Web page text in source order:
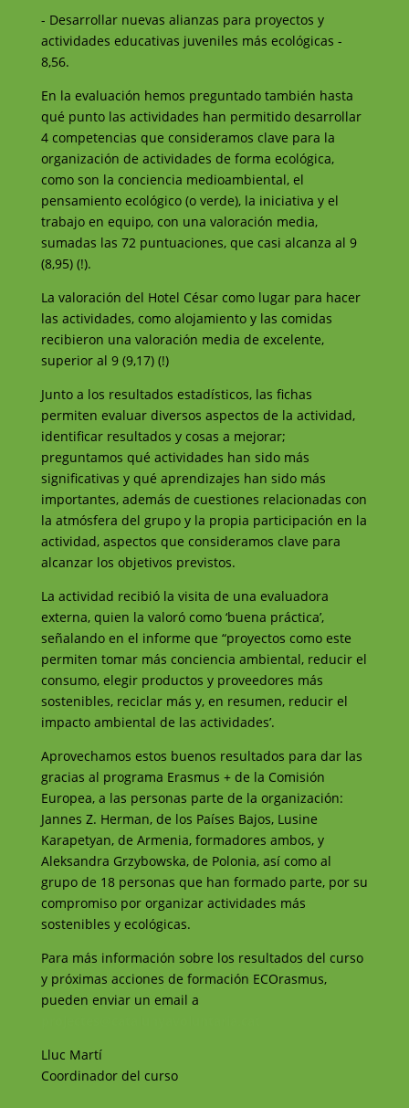
- Desarrollar nuevas alianzas para proyectos y
actividades educativas juveniles más ecológicas -
8,56.
En la evaluación hemos preguntado también hasta
qué punto las actividades han permitido desarrollar
4 competencias que consideramos clave para la
organización de actividades de forma ecológica,
como son la conciencia medioambiental, el
pensamiento ecológico (o verde), la iniciativa y el
trabajo en equipo, con una valoración media,
sumadas las 72 puntuaciones, que casi alcanza al 9
(8,95) (!).
La valoración del Hotel César como lugar para hacer
las actividades, como alojamiento y las comidas
recibieron una valoración media de excelente,
superior al 9 (9,17) (!)
Junto a los resultados estadísticos, las fichas
permiten evaluar diversos aspectos de la actividad,
identificar resultados y cosas a mejorar;
preguntamos qué actividades han sido más
significativas y qué aprendizajes han sido más
importantes, además de cuestiones relacionadas con
la atmósfera del grupo y la propia participación en la
actividad, aspectos que consideramos clave para
alcanzar los objetivos previstos.
La actividad recibió la visita de una evaluadora
externa, quien la valoró como ‘buena práctica’,
señalando en el informe que “proyectos como este
permiten tomar más conciencia ambiental, reducir el
consumo, elegir productos y proveedores más
sostenibles, reciclar más y, en resumen, reducir el
impacto ambiental de las actividades’.
Aprovechamos estos buenos resultados para dar las
gracias al programa Erasmus + de la Comisión
Europea, a las personas parte de la organización:
Jannes Z. Herman, de los Países Bajos, Lusine
Karapetyan, de Armenia, formadores ambos, y
Aleksandra Grzybowska, de Polonia, así como al
grupo de 18 personas que han formado parte, por su
compromiso por organizar actividades más
sostenibles y ecológicas.
Para más información sobre los resultados del curso
y próximas acciones de formación ECOrasmus,
pueden enviar un email a
Lluc Martí
Coordinador del curso